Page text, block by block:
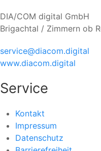
DIA/COM digital GmbH
Brigachtal / Zimmern ob
service@diacom.digital
www.diacom.digital
Service
Kontakt
Impressum
Datenschutz